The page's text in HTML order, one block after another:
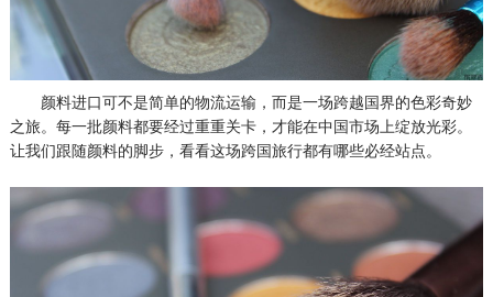
颜料进口可不是简单的物流运输，而是一场跨越国界的色彩奇妙
之旅。每一批颜料都要经过重重关卡，才能在中国市场上绽放光彩。
让我们跟随颜料的脚步，看看这场跨国旅行都有哪些必经站点。